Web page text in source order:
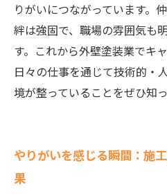
りがいにつながっています。
絆は強固で、職場の雰囲気も
す。これから外壁塗装業でキ
日々の仕事を通じて技術的・
境が整っていることをぜひ知
やりがいを感じる瞬間：施
果